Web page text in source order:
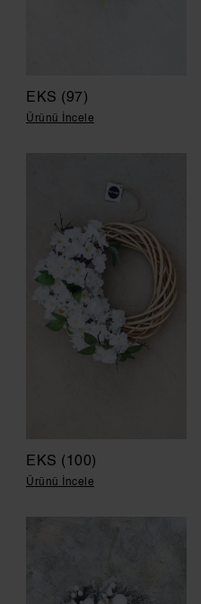
EKS (97)
Ürünü İncele
EKS (100)
Ürünü İncele